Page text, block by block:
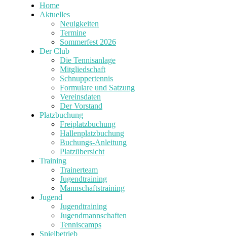
Home
Aktuelles
Neuigkeiten
Termine
Sommerfest 2026
Der Club
Die Tennisanlage
Mitgliedschaft
Schnuppertennis
Formulare und Satzung
Vereinsdaten
Der Vorstand
Platzbuchung
Freiplatzbuchung
Hallenplatzbuchung
Buchungs-Anleitung
Platzübersicht
Training
Trainerteam
Jugendtraining
Mannschaftstraining
Jugend
Jugendtraining
Jugendmannschaften
Tenniscamps
Spielbetrieb